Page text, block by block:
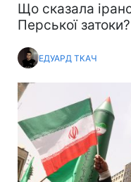
Що сказала
Перської затоки?
ЕДУАРД ТКАЧ